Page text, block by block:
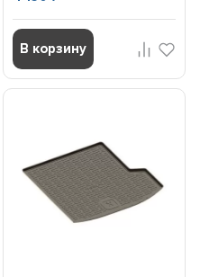
В корзину